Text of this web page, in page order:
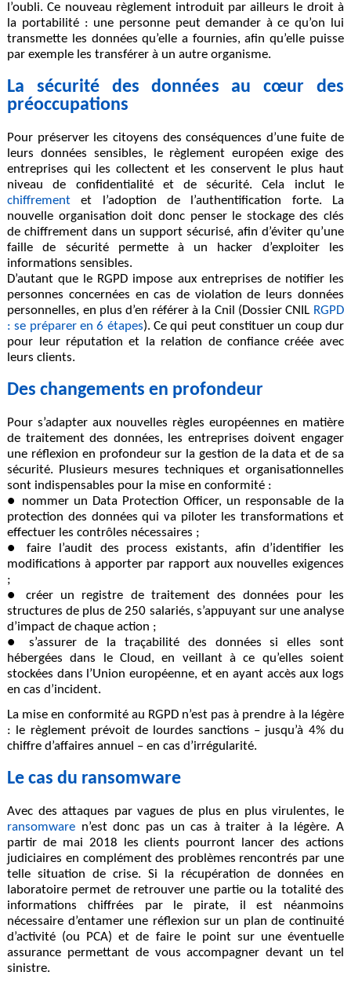
l’oubli. Ce nouveau règlement introduit par ailleurs le droit à
la portabilité : une personne peut demander à ce qu’on lui
transmette les données qu’elle a fournies, afin qu’elle puisse
par exemple les transférer à un autre organisme.
La sécurité des données au cœur des
préoccupations
Pour préserver les citoyens des conséquences d’une fuite de
leurs données sensibles, le règlement européen exige des
entreprises qui les collectent et les conservent le plus haut
niveau de confidentialité et de sécurité. Cela inclut le
chiffrement et l’adoption de l’authentification forte. La
nouvelle organisation doit donc penser le stockage des clés
de chiffrement dans un support sécurisé, afin d’éviter qu’une
faille de sécurité permette à un hacker d’exploiter les
informations sensibles.
D’autant que le RGPD impose aux entreprises de notifier les
personnes concernées en cas de violation de leurs données
personnelles, en plus d’en référer à la Cnil (Dossier CNIL RGPD
: se préparer en 6 étapes). Ce qui peut constituer un coup dur
pour leur réputation et la relation de confiance créée avec
leurs clients.
Des changements en profondeur
Pour s’adapter aux nouvelles règles européennes en matière
de traitement des données, les entreprises doivent engager
une réflexion en profondeur sur la gestion de la data et de sa
sécurité. Plusieurs mesures techniques et organisationnelles
sont indispensables pour la mise en conformité :
● nommer un Data Protection Officer, un responsable de la
protection des données qui va piloter les transformations et
effectuer les contrôles nécessaires ;
● faire l’audit des process existants, afin d’identifier les
modifications à apporter par rapport aux nouvelles exigences
;
● créer un registre de traitement des données pour les
structures de plus de 250 salariés, s’appuyant sur une analyse
d’impact de chaque action ;
● s’assurer de la traçabilité des données si elles sont
hébergées dans le Cloud, en veillant à ce qu’elles soient
stockées dans l’Union européenne, et en ayant accès aux logs
en cas d’incident.
La mise en conformité au RGPD n’est pas à prendre à la légère
: le règlement prévoit de lourdes sanctions – jusqu’à 4% du
chiffre d’affaires annuel – en cas d’irrégularité.
Le cas du ransomware
Avec des attaques par vagues de plus en plus virulentes, le
ransomware n’est donc pas un cas à traiter à la légère. A
partir de mai 2018 les clients pourront lancer des actions
judiciaires en complément des problèmes rencontrés par une
telle situation de crise. Si la récupération de données en
laboratoire permet de retrouver une partie ou la totalité des
informations chiffrées par le pirate, il est néanmoins
nécessaire d’entamer une réflexion sur un plan de continuité
d’activité (ou PCA) et de faire le point sur une éventuelle
assurance permettant de vous accompagner devant un tel
sinistre.